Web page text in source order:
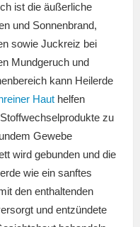
ist die äußerliche
und Sonnenbrand,
sowie Juckreiz bei
Mundgeruch und
kann Heilerde
Haut helfen
zu
Gewebe
wird gebunden und die
wie ein sanftes
den enthaltenden
und entzündete